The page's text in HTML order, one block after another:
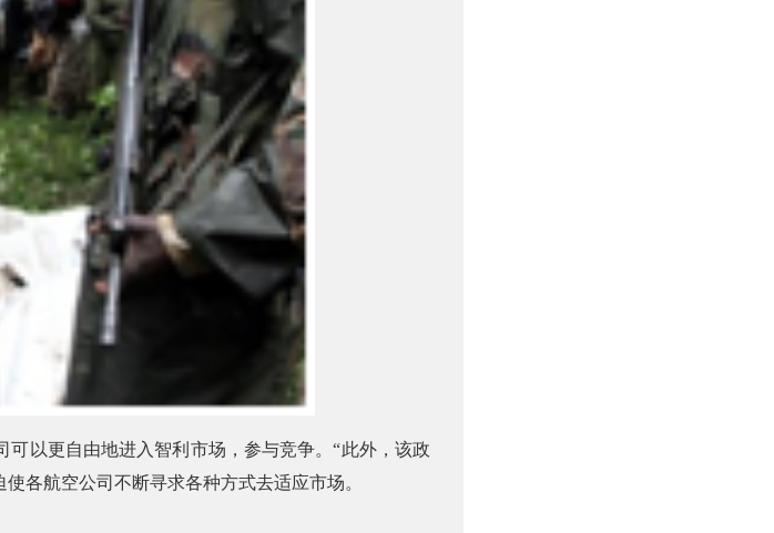
可以更自由地进入智利市场，参与竞争。“此外，该政
各航空公司不断寻求各种方式去适应市场。